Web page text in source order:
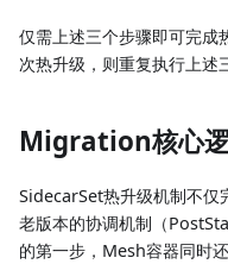
仅需上述三个步骤即可完成
次热升级，则重复执行上述
Migration核心
SidecarSet热升级机制不仅
老版本的协调机制（
的第一步，Mesh容器同时